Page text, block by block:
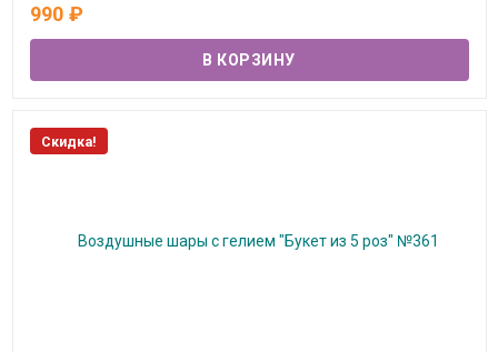
990 ₽
Скидка!